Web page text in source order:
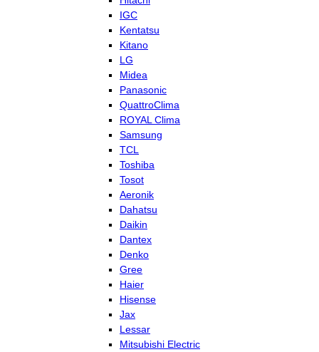
IGC
Kentatsu
Kitano
LG
Midea
Panasonic
QuattroClima
ROYAL Clima
Samsung
TCL
Toshiba
Tosot
Aeronik
Dahatsu
Daikin
Dantex
Denko
Gree
Haier
Hisense
Jax
Lessar
Mitsubishi Electric